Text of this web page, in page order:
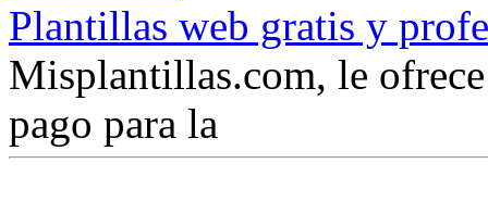
Plantillas web gratis y
Misplantillas.com, le
pago para la